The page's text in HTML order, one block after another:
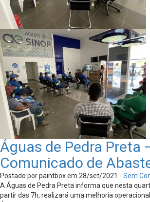
Águas de Pedra Preta
Comunicado de
Postado por paintbox em 28/set/2021 - Sem
A Águas de Pedra Preta informa que nesta
partir das 7h, realizará uma melhoria